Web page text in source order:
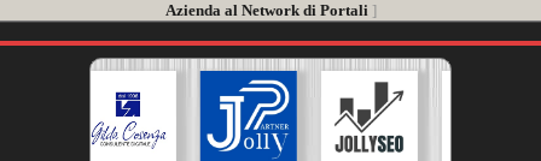
Azienda al Network di Portali]